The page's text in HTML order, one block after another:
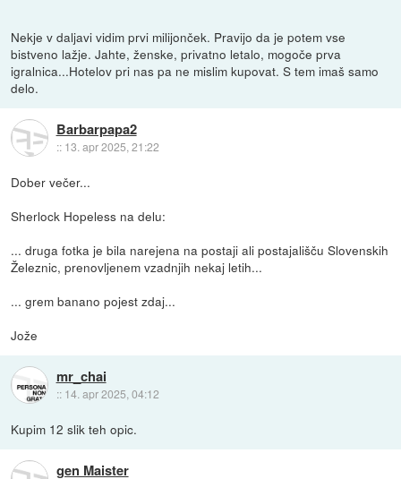
Nekje v daljavi vidim prvi milijonček. Pravijo da je potem vse
bistveno lažje. Jahte, ženske, privatno letalo, mogoče prva
igralnica...Hotelov pri nas pa ne mislim kupovat. S tem imaš samo
delo.
Barbarpapa2
:: 13. apr 2025, 21:22
Dober večer...
Sherlock Hopeless na delu:
... druga fotka je bila narejena na postaji ali postajališču Slovenskih
Železnic, prenovljenem vzadnjih nekaj letih...
... grem banano pojest zdaj...
Jože
mr_chai
:: 14. apr 2025, 04:12
Kupim 12 slik teh opic.
gen Maister